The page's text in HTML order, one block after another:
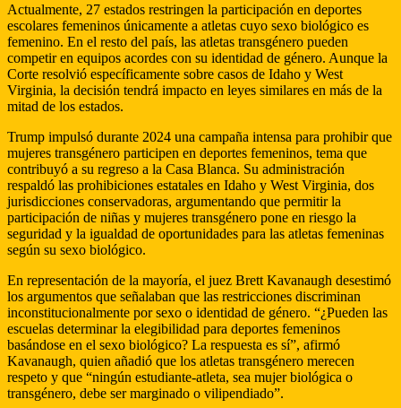
Actualmente, 27 estados restringen la participación en deportes
escolares femeninos únicamente a atletas cuyo sexo biológico es
femenino. En el resto del país, las atletas transgénero pueden
competir en equipos acordes con su identidad de género. Aunque la
Corte resolvió específicamente sobre casos de Idaho y West
Virginia, la decisión tendrá impacto en leyes similares en más de la
mitad de los estados.
Trump impulsó durante 2024 una campaña intensa para prohibir que
mujeres transgénero participen en deportes femeninos, tema que
contribuyó a su regreso a la Casa Blanca. Su administración
respaldó las prohibiciones estatales en Idaho y West Virginia, dos
jurisdicciones conservadoras, argumentando que permitir la
participación de niñas y mujeres transgénero pone en riesgo la
seguridad y la igualdad de oportunidades para las atletas femeninas
según su sexo biológico.
En representación de la mayoría, el juez Brett Kavanaugh desestimó
los argumentos que señalaban que las restricciones discriminan
inconstitucionalmente por sexo o identidad de género. “¿Pueden las
escuelas determinar la elegibilidad para deportes femeninos
basándose en el sexo biológico? La respuesta es sí”, afirmó
Kavanaugh, quien añadió que los atletas transgénero merecen
respeto y que “ningún estudiante-atleta, sea mujer biológica o
transgénero, debe ser marginado o vilipendiado”.